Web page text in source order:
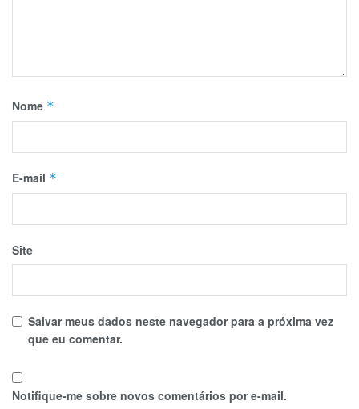
Nome *
E-mail *
Site
Salvar meus dados neste navegador para a próxima vez
que eu comentar.
Notifique-me sobre novos comentários por e-mail.